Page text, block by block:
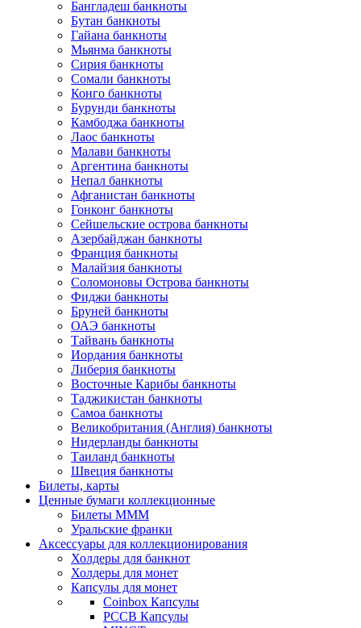
Бангладеш банкноты
Бутан банкноты
Гайана банкноты
Мьянма банкноты
Сирия банкноты
Сомали банкноты
Конго банкноты
Бурунди банкноты
Камбоджа банкноты
Лаос банкноты
Малави банкноты
Аргентина банкноты
Непал банкноты
Афганистан банкноты
Гонконг банкноты
Сейшельские острова банкноты
Азербайджан банкноты
Франция банкноты
Малайзия банкноты
Соломоновы Острова банкноты
Фиджи банкноты
Бруней банкноты
ОАЭ банкноты
Тайвань банкноты
Иордания банкноты
Либерия банкноты
Восточные Карибы банкноты
Таджикистан банкноты
Самоа банкноты
Великобритания (Англия) банкноты
Нидерланды банкноты
Таиланд банкноты
Швеция банкноты
Билеты, карты
Ценные бумаги коллекционные
Билеты МММ
Уральские франки
Аксессуары для коллекционирования
Холдеры для банкнот
Холдеры для монет
Капсулы для монет
Coinbox Капсулы
РССВ Капсулы